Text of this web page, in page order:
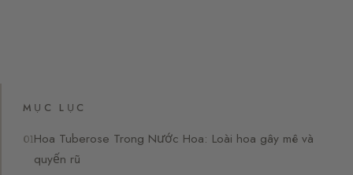
MỤC LỤC
Hoa Tuberose Trong Nước Hoa: Loài hoa gây mê và
quyến rũ